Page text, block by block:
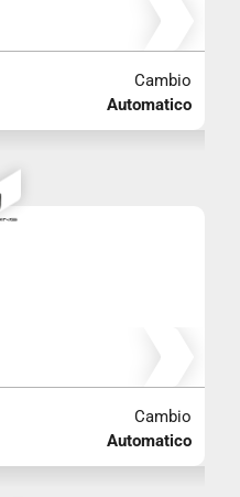
Cambio
Automatico
Cambio
Automatico